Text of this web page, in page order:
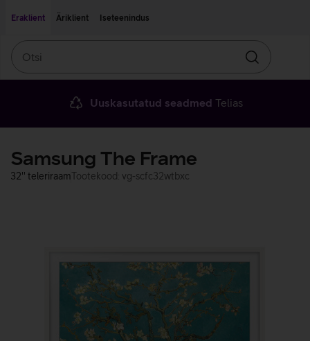
Eraklient
Äriklient Iseteenindus
Otsin
Uuskasutatud seadmed Telias
Samsung The Frame
32'' teleriraamTootekood: vg-scfc32wtbxc